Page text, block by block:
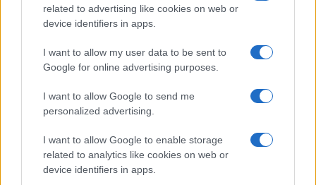
related to advertising like cookies on web or
device identifiers in apps.
I want to allow my user data to be sent to
Google for online advertising purposes.
I want to allow Google to send me
personalized advertising.
I want to allow Google to enable storage
related to analytics like cookies on web or
device identifiers in apps.
Litening: Η Αμερικανική Αεροπορία
επενδύει σε ένα από τα πλέον
διαδεδομένα ατρακτίδια στοχοποίησης
ΣΑΝ ΣΗΜΕΡΑ – 6 Αυγούστου 1777:
Μάχη του Oriskany, μια ήττα με
ινδιάνικο εμφύλιο